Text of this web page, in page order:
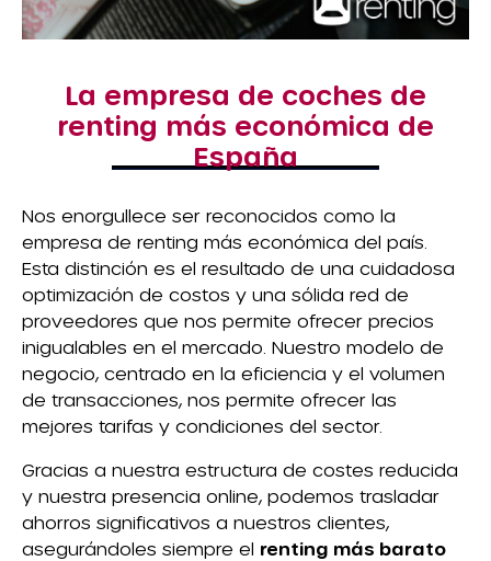
La empresa de coches de
renting más económica de
España
Nos enorgullece ser reconocidos como la
empresa de renting más económica del país.
Esta distinción es el resultado de una cuidadosa
optimización de costos y una sólida red de
proveedores que nos permite ofrecer precios
inigualables en el mercado. Nuestro modelo de
negocio, centrado en la eficiencia y el volumen
de transacciones, nos permite ofrecer las
mejores tarifas y condiciones del sector.
Gracias a nuestra estructura de costes reducida
y nuestra presencia online, podemos trasladar
ahorros significativos a nuestros clientes,
asegurándoles siempre el renting más barato